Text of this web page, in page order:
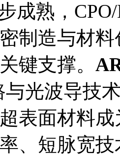
成熟，
制造与材
键支撑。
与光波导技
表面材料
、短脉宽